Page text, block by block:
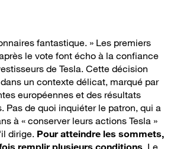
fantastique. » Les premiers
le vote font écho à la confiance
de Tesla. Cette décision
un contexte délicat, marqué par
européennes et des résultats
Pas de quoi inquiéter le patron, qui a
à « conserver leurs actions Tesla »
dirige. Pour atteindre les sommets,